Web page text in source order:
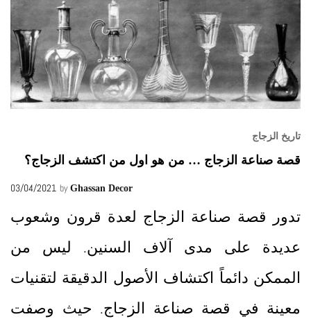
تاريخ الزجاج
قصة صناعة الزجاج … من هو اول من اكتشف الزجاج؟
03/04/2021 by Ghassan Decor
تدور قصة صناعة الزجاج لعدة قرون وشعوب
عديدة على مدى آلاف السنين. ليس من
الممكن دائماً اكتشاف الأصول الدقيقة لتقنيات
معينة في قصة صناعة الزجاج. حيث وصفت